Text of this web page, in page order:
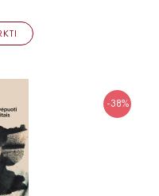
-38%